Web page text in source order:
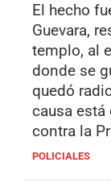
El hecho
Guevara,
templo, al
donde se
quedó
causa está
contra la
POLICIALES